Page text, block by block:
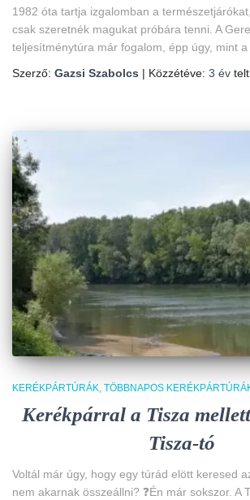
1982 óta tartja izgalomban a
csak szeretnék magukat próbára tenni. A
teljesítménytúra már fogalom, épp úgy, mint a
Szerző: Gazsi Szabolcs | Közzétéve: 3 év
KERÉKPÁRTÚRÁK TÖBBNAPOS
Kerékpárral a Tisza
Tisza-tó
Voltál már úgy, hogy egy túrád elött keresed
nem akarnak összeállni? ❓Én már sokszor. A